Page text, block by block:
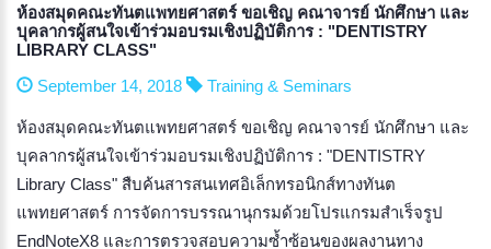
ห้องสมุดคณะทันตแพทยศาสตร์ ขอเชิญ คณาจารย์ นักศึกษา และ
บุคลากรผู้สนใจเข้าร่วมอบรมเชิงปฏิบัติการ : "DENTISTRY
LIBRARY CLASS"
September 14, 2018
Training & Seminars
ห้องสมุดคณะทันตแพทยศาสตร์ ขอเชิญ คณาจารย์ นักศึกษา และ
บุคลากรผู้สนใจเข้าร่วมอบรมเชิงปฏิบัติการ : "DENTISTRY
Library Class" สืบค้นสารสนเทศอิเล็กทรอนิกส์ทางทันต
แพทยศาสตร์ การจัดการบรรณานุกรมด้วยโปรแกรมสำเร็จรูป
EndNoteX8 และการตรวจสอบความซ้ำซ้อนของผลงานทาง